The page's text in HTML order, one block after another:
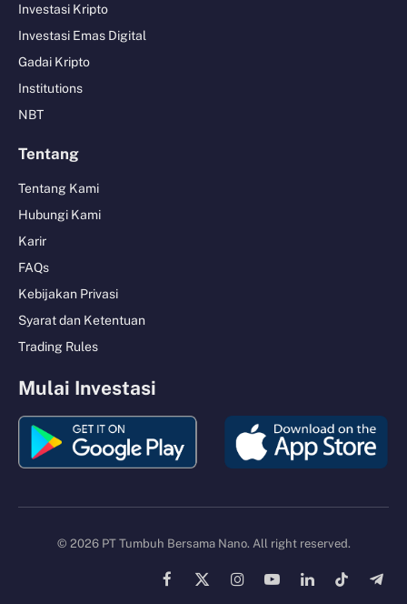
Investasi Kripto
Investasi Emas Digital
Gadai Kripto
Institutions
NBT
Tentang
Tentang Kami
Hubungi Kami
Karir
FAQs
Kebijakan Privasi
Syarat dan Ketentuan
Trading Rules
Mulai Investasi
© 2026 PT Tumbuh Bersama Nano. All right reserved.
Facebook
X
InstagramYouTubeLinkedInTikTok